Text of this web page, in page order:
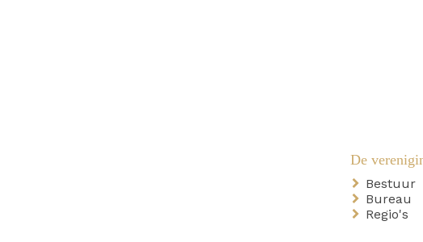
Bestuur
Bureau
Regio's